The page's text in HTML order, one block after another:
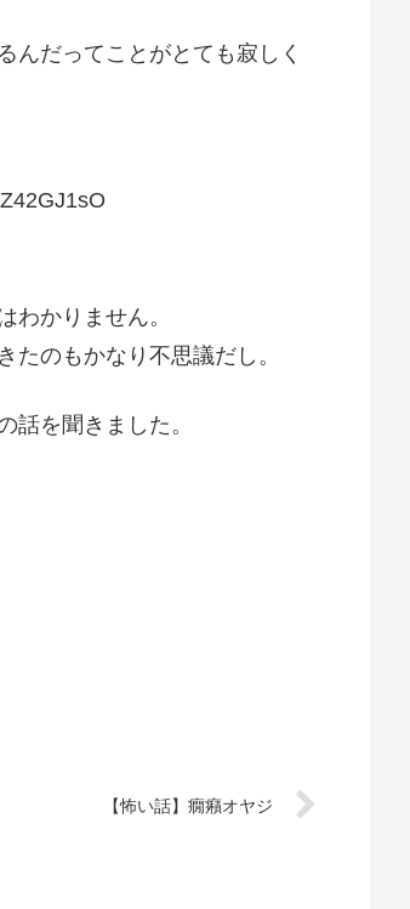
んだってことがとても寂しく
わかりません。
のもかなり不思議だし。
話を聞きました。
【怖い話】癇癪オヤジ